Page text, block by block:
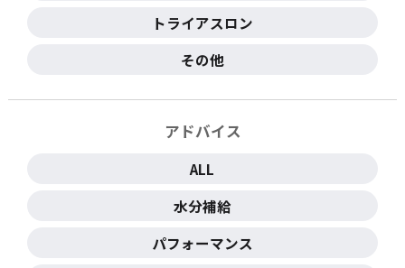
トライアスロン
その他
アドバイス
ALL
水分補給
パフォーマンス